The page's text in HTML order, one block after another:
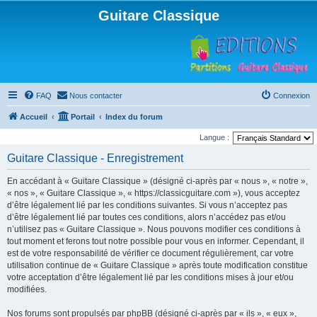
Guitare Classique
FAQ Nous contacter Connexion
Accueil Portail Index du forum
Langue :
Guitare Classique - Enregistrement
En accédant à « Guitare Classique » (désigné ci-après par « nous », « notre »,
« nos », « Guitare Classique », « https://classicguitare.com »), vous acceptez
d’être légalement lié par les conditions suivantes. Si vous n’acceptez pas
d’être légalement lié par toutes ces conditions, alors n’accédez pas et/ou
n’utilisez pas « Guitare Classique ». Nous pouvons modifier ces conditions à
tout moment et ferons tout notre possible pour vous en informer. Cependant, il
est de votre responsabilité de vérifier ce document régulièrement, car votre
utilisation continue de « Guitare Classique » après toute modification constitue
votre acceptation d’être légalement lié par les conditions mises à jour et/ou
modifiées.
Nos forums sont propulsés par phpBB (désigné ci-après par « ils », « eux »,